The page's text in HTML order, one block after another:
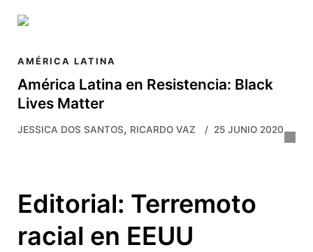
América Latina en Resistencia: Black
Lives Matter
JESSICA DOS SANTOS, RICARDO VAZ 25 JUNIO 2020
Editorial: Terremoto
racial en EEUU
AMÉRICA LATINA